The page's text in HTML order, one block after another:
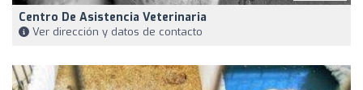
Centro De Asistencia Veterinaria
Ver dirección y datos de contacto